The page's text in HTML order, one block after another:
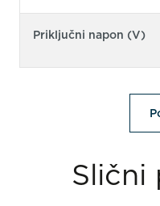
Priključni napon (V)
Slični